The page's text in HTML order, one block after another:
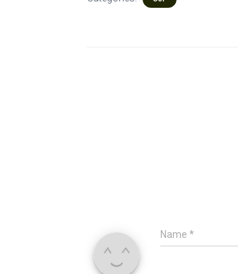
Name *